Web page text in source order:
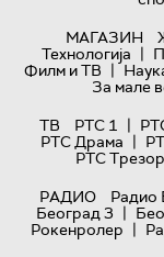
МАГАЗИН
Технологијa |
Филм и ТВ |
За мале
ТВ
РТС 1 |
РТС Драма |
РТС Трезор
РАДИО
Радио
Београд 3 |
Рокенролер |